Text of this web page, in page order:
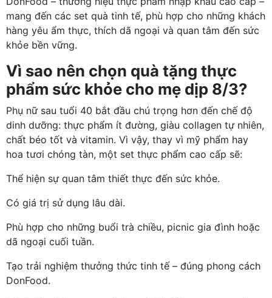
mang đến các set quà tinh tế, phù hợp cho những khách
hàng yêu ẩm thực, thích dã ngoại và quan tâm đến sức
khỏe bền vững.
Vì sao nên chọn quà tặng thực
phẩm sức khỏe cho mẹ dịp 8/3?
Phụ nữ sau tuổi 40 bắt đầu chú trọng hơn đến chế độ
dinh dưỡng: thực phẩm ít đường, giàu collagen tự nhiên,
chất béo tốt và vitamin. Vì vậy, thay vì mỹ phẩm hay
hoa tươi chóng tàn, một set thực phẩm cao cấp sẽ:
Thể hiện sự quan tâm thiết thực đến sức khỏe.
Có giá trị sử dụng lâu dài.
Phù hợp cho những buổi trà chiều, picnic gia đình hoặc
dã ngoại cuối tuần.
Tạo trải nghiệm thưởng thức tinh tế – đúng phong cách
DonFood.